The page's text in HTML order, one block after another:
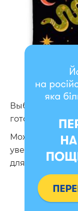
Выбирайте
готовьтесь
Можете
уверены, что
для родных